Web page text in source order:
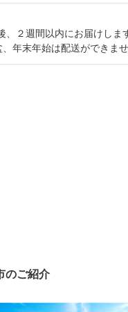
、２週間以内にお届けしま
年末年始は配送ができませ
のご紹介